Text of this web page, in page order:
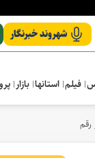
شهروند خبرنگار
فیلم استانها بازار
خورد